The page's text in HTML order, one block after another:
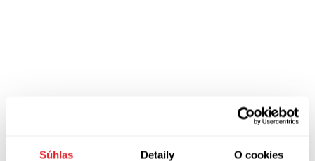
Súhlas Detaily O cookies
Pre viac podobných článkov pozrite najnovšie zo sekcieSprávy